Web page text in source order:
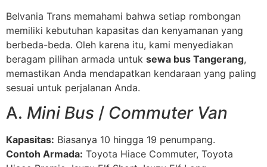
Belvania Trans memahami bahwa setiap rombongan
memiliki kebutuhan kapasitas dan kenyamanan yang
berbeda-beda. Oleh karena itu, kami menyediakan
beragam pilihan armada untuk sewa bus Tangerang,
memastikan Anda mendapatkan kendaraan yang paling
sesuai untuk perjalanan Anda.
A. Mini Bus / Commuter Van
Kapasitas: Biasanya 10 hingga 19 penumpang.
Contoh Armada: Toyota Hiace Commuter, Toyota